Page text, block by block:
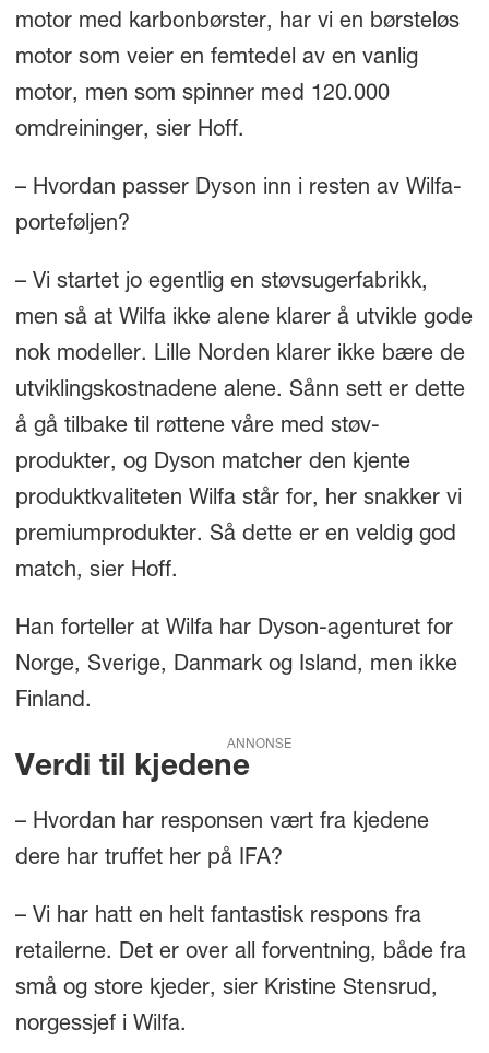
motor med karbonbørster, har vi en børsteløs
motor som veier en femtedel av en vanlig
motor, men som spinner med 120.000
omdreininger, sier Hoff.
– Hvordan passer Dyson inn i resten av Wilfa-
porteføljen?
– Vi startet jo egentlig en støvsugerfabrikk,
men så at Wilfa ikke alene klarer å utvikle gode
nok modeller. Lille Norden klarer ikke bære de
utviklingskostnadene alene. Sånn sett er dette
å gå tilbake til røttene våre med støv-
produkter, og Dyson matcher den kjente
produktkvaliteten Wilfa står for, her snakker vi
premiumprodukter. Så dette er en veldig god
match, sier Hoff.
Han forteller at Wilfa har Dyson-agenturet for
Norge, Sverige, Danmark og Island, men ikke
Finland.
ANNONSE
Verdi til kjedene
– Hvordan har responsen vært fra kjedene
dere har truffet her på IFA?
– Vi har hatt en helt fantastisk respons fra
retailerne. Det er over all forventning, både fra
små og store kjeder, sier Kristine Stensrud,
norgessjef i Wilfa.